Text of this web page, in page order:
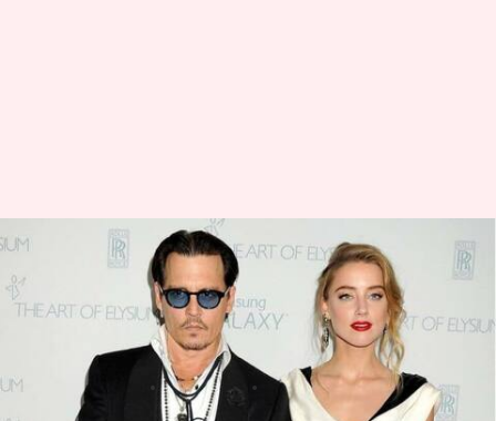
Amber Heard Akan Menulis
Memoar Pasca Persidangan
Pencemaran Nama Baik
Terhadap Johnny Depp
Handoko Jun 06, 2023 12:39 pm